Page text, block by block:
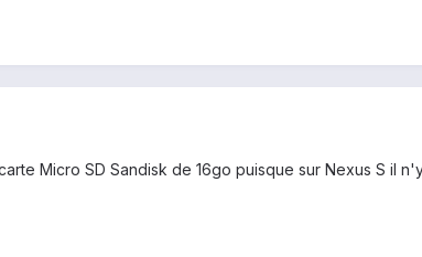
Micro SD Sandisk de 16go puisque sur Nexus S il